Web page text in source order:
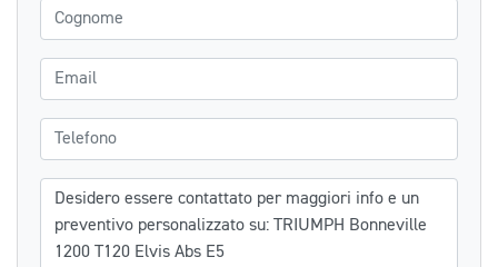
Cognome
Email
Telefono
Messaggio